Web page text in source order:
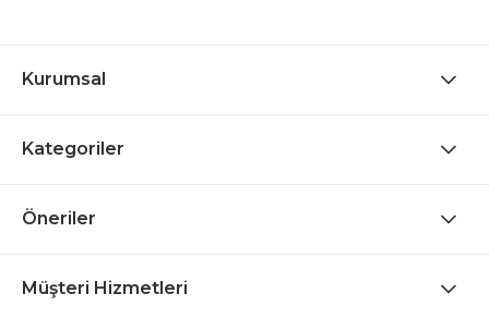
Kurumsal
Kategoriler
Öneriler
Müşteri Hizmetleri